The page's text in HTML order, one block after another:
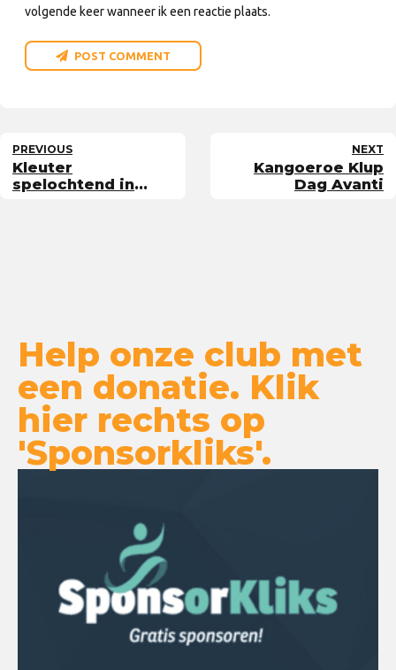
volgende keer wanneer ik een reactie plaats.
POST COMMENT
PREVIOUS
Kleuter
spelochtend in
NEXT
Kangoeroe Klup
Dag Avanti
Help onze club met
een donatie. Klik
hier rechts op
'Sponsorkliks'.